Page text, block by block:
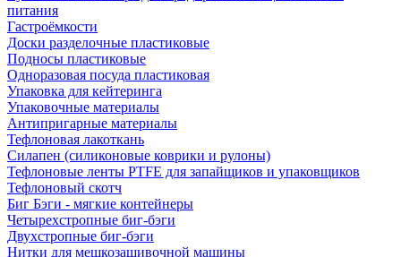
питания
Гастроёмкости
Доски разделочные пластиковые
Подносы пластиковые
Одноразовая посуда пластиковая
Упаковка для кейтеринга
Упаковочные материалы
Антипригарные материалы
Тефлоновая лакоткань
Силапен (силиконовые коврики и рулоны)
Тефлоновые ленты PTFE для запайщиков и упаковщиков
Тефлоновый скотч
Биг Бэги - мягкие контейнеры
Четырехстропные биг-бэги
Двухстропные биг-бэги
Нитки для мешкозашивочной машины